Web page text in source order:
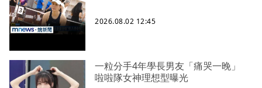
2026.08.02 12:45
一粒分手4年學長男友「痛哭一晚」
啦啦隊女神理想型曝光